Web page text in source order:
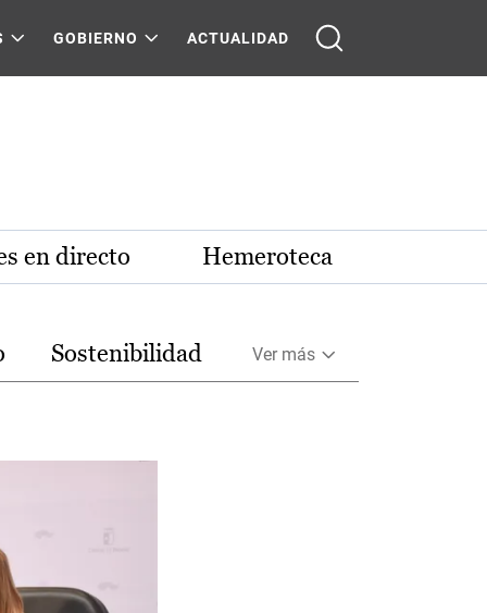
GOBIERNO ACTUALIDAD
en directo Hemeroteca
Sostenibilidad Ver más